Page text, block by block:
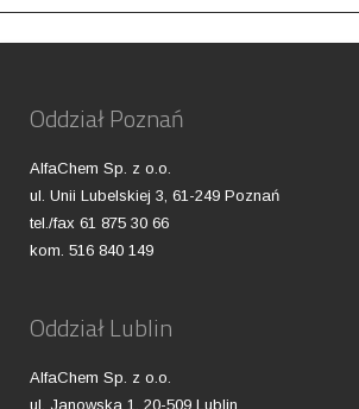
Oddział Poznań
AlfaChem Sp. z o.o.
ul. Unii Lubelskiej 3, 61-249 Poznań
tel./fax 61 875 30 66
kom. 516 840 149
Oddział Lublin
AlfaChem Sp. z o.o.
ul. Janowska 1, 20-509 Lublin